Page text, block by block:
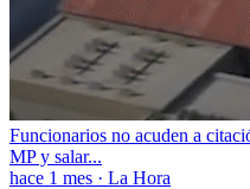
Funcionarios no acuden a
MP y salar...
hace 1 mes · La Hora